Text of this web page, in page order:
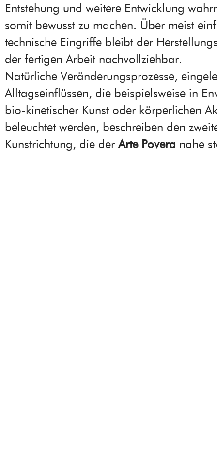
Entstehung und weitere Entwicklung
somit bewusst zu machen. Über meist
technische Eingriffe bleibt der
der fertigen Arbeit nachvollziehbar.
Natürliche Veränderungsprozesse,
Alltagseinflüssen, die beispielsweise in
bio-kinetischer Kunst oder körperlichen
beleuchtet werden, beschreiben den
Kunstrichtung, die derArte Povera nahe